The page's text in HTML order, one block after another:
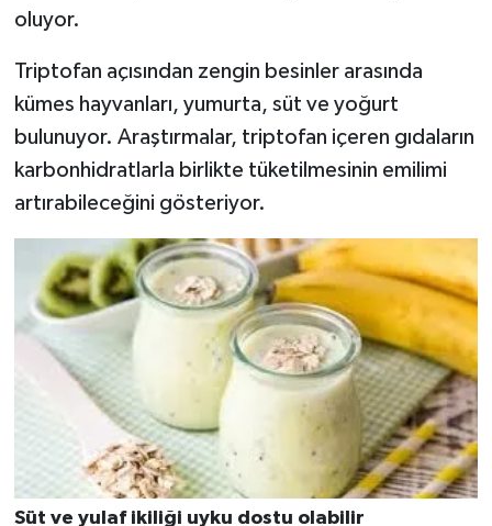
oluyor.
Triptofan açısından zengin besinler arasında
kümes hayvanları, yumurta, süt ve yoğurt
bulunuyor. Araştırmalar, triptofan içeren gıdaların
karbonhidratlarla birlikte tüketilmesinin emilimi
artırabileceğini gösteriyor.
Süt ve yulaf ikiliği uyku dostu olabilir